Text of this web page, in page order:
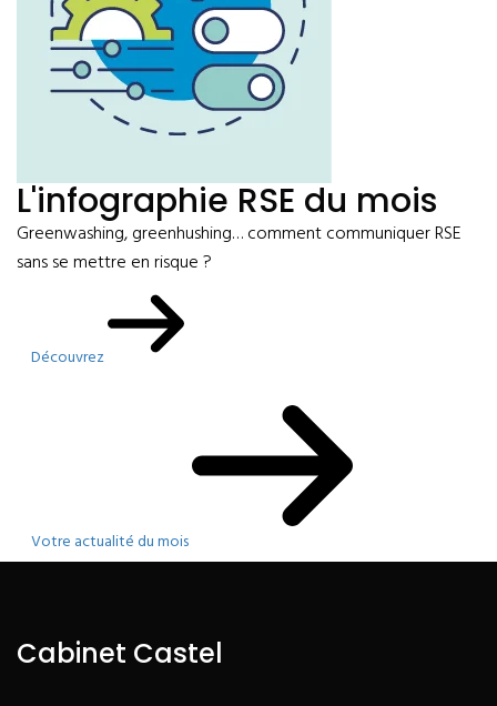
L'infographie RSE du mois
Greenwashing, greenhushing… comment communiquer RSE
sans se mettre en risque ?
Découvrez
Votre actualité du mois
Cabinet Castel